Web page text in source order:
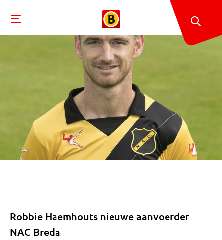
Robbie Haemhouts nieuwe aanvoerder
NAC Breda